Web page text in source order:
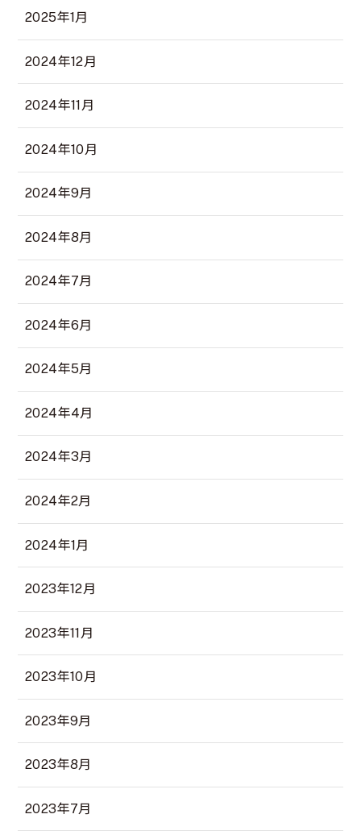
2025年1月
2024年12月
2024年11月
2024年10月
2024年9月
2024年8月
2024年7月
2024年6月
2024年5月
2024年4月
2024年3月
2024年2月
2024年1月
2023年12月
2023年11月
2023年10月
2023年9月
2023年8月
2023年7月